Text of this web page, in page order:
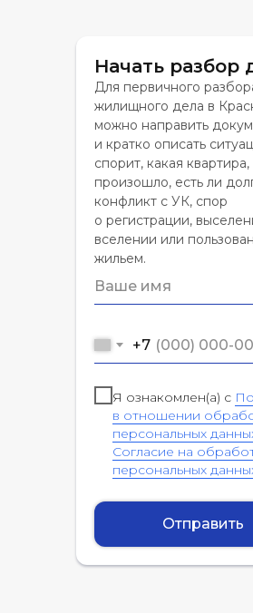
Начать разбор
Для первичного
жилищного дела в
можно направить
и кратко описать
спорит, какая квартира,
произошло, есть ли
конфликт с УК, спор
о регистрации,
вселении или
жильем.
+7
Я ознакомлен(а) с
в отношении
персональных
Согласие на
персональных
Отправить